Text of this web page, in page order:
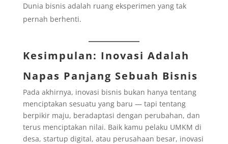
Dunia bisnis adalah ruang eksperimen yang tak
pernah berhenti.
Kesimpulan: Inovasi Adalah
Napas Panjang Sebuah Bisnis
Pada akhirnya, inovasi bisnis bukan hanya tentang
menciptakan sesuatu yang baru — tapi tentang
berpikir maju, beradaptasi dengan perubahan, dan
terus menciptakan nilai. Baik kamu pelaku UMKM di
desa, startup digital, atau perusahaan besar, inovasi